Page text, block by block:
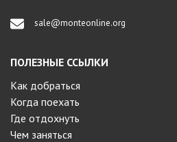
sale@monteonline.org
ПОЛЕЗНЫЕ ССЫЛКИ
Как добраться
Когда поехать
Где отдохнуть
Чем заняться